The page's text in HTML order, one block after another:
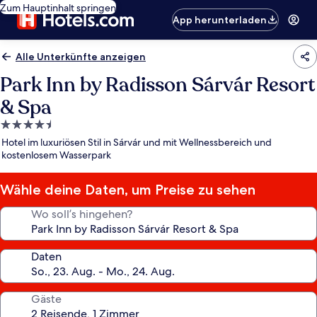
Zum Hauptinhalt springen
App herunterladen
Alle Unterkünfte anzeigen
Park Inn by Radisson Sárvár Resort
& Spa
4.5-
Sterne-
Unterkunft
Hotel im luxuriösen Stil in Sárvár und mit Wellnessbereich und
kostenlosem Wasserpark
Wähle deine Daten, um Preise zu sehen
Wo soll’s hingehen?
Daten
Gäste